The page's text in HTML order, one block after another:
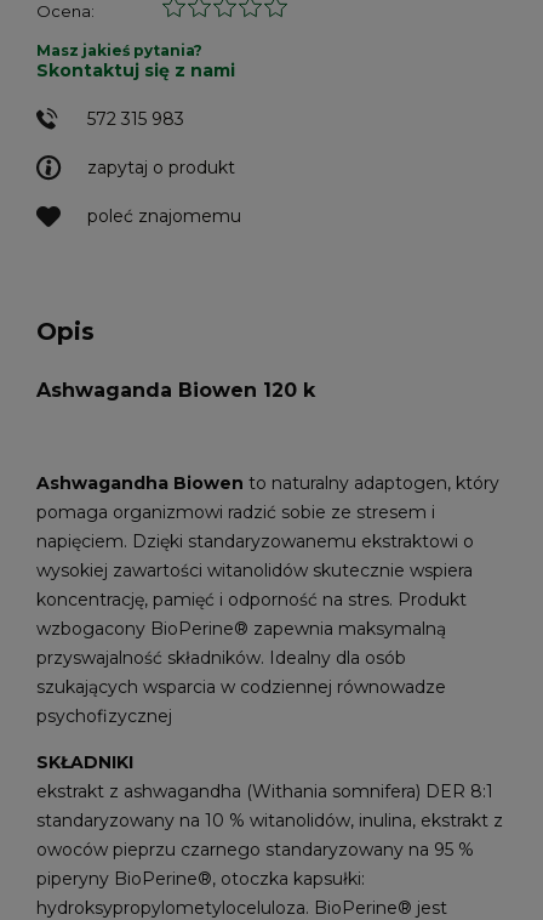
Ocena:
zapytaj o produkt
poleć znajomemu
Masz jakieś pytania?
Skontaktuj się z nami
572 315 983
Opis
Ashwaganda Biowen 120 k
Ashwagandha Biowen to naturalny adaptogen, który
pomaga organizmowi radzić sobie ze stresem i
napięciem. Dzięki standaryzowanemu ekstraktowi o
wysokiej zawartości witanolidów skutecznie wspiera
koncentrację, pamięć i odporność na stres. Produkt
wzbogacony BioPerine® zapewnia maksymalną
przyswajalność składników. Idealny dla osób
szukających wsparcia w codziennej równowadze
psychofizycznej
SKŁADNIKI
ekstrakt z ashwagandha (Withania somnifera) DER 8:1
standaryzowany na 10 % witanolidów, inulina, ekstrakt z
owoców pieprzu czarnego standaryzowany na 95 %
piperyny BioPerine®, otoczka kapsułki:
hydroksypropylometyloceluloza. BioPerine® jest